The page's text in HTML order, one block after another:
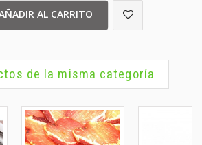
AL CARRITO
de la misma categoría